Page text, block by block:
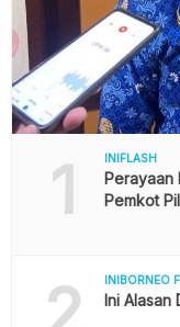
1 INIFLASH
Perayaan
Pemkot
2 INIBORNEO
Ini Alasan